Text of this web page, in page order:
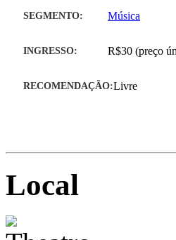
SEGMENTO: Música
INGRESSO: R$30 (preço
RECOMENDAÇÃO:Livre
Local